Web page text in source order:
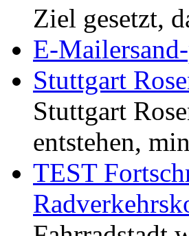
Ziel gesetzt,
E-
Stuttgart
Stuttgart
entstehen,
TEST